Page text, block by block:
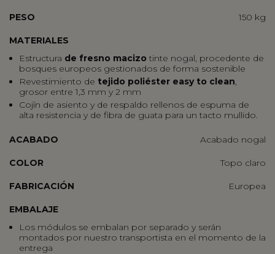
PESO 150 kg
MATERIALES
Estructura de fresno macizo tinte nogal, procedente de
bosques europeos gestionados de forma sostenible
Revestimiento de tejido poliéster easy to clean,
grosor entre 1,3 mm y 2 mm
Cojín de asiento y de respaldo rellenos de espuma de
alta resistencia y de fibra de guata para un tacto mullido.
ACABADO Acabado nogal
COLOR Topo claro
FABRICACIÓN Europea
EMBALAJE
Los módulos se embalan por separado y serán
montados por nuestro transportista en el momento de la
entrega